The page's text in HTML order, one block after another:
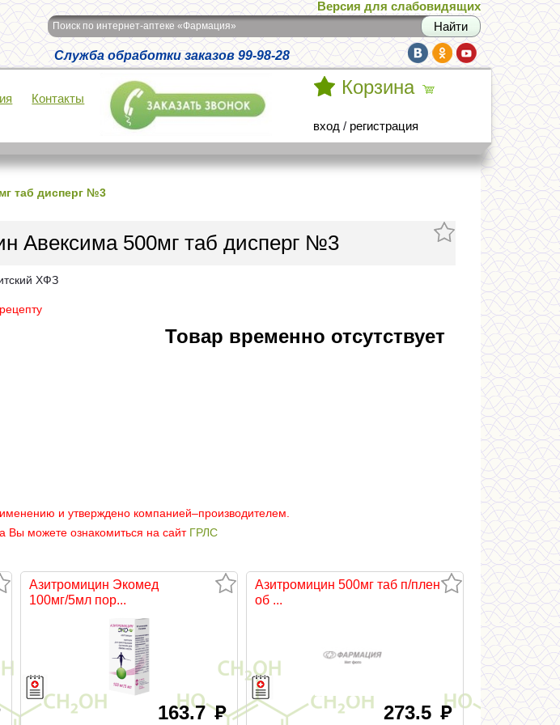
Версия для слабовидящих
Поиск по интернет-аптеке «Фармация»
Служба обработки заказов 99-98-28
Контакты
Корзина
вход / регистрация
таб дисперг №3
Авексима 500мг таб дисперг №3
ХФЗ
Товар временно отсутствует
и утверждено компанией–производителем.
Вы можете ознакомиться на сайт ГРЛС
Азитромицин Экомед
100мг/5мл пор...
163.7руб
Азитромицин 500мг таб п/плен
об ...
273.5 руб